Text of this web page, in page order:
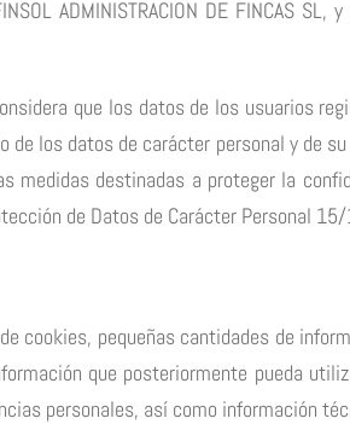
ADMINISTRACION DE FINCAS
que los datos de los usuarios
los datos de carácter personal y de
medidas destinadas a proteger la
de Datos de Carácter Personal
cookies, pequeñas cantidades de
que posteriormente pueda
personales, así como información